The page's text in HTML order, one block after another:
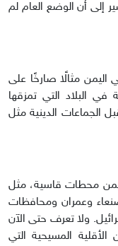
إلى أن الوضع العام لم
اليمن مثالًا صارخًا على
في البلاد التي تمزقها
الجماعات الدينية مثل
محطات قاسية، مثل
وعمران ومحافظات
ولا تعرف حتى الآن
المسيحية التي